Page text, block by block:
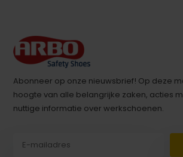
Abonneer op onze nieuwsbrief! Op deze
hoogte van alle belangrijke zaken, acties
nuttige informatie over werkschoenen.